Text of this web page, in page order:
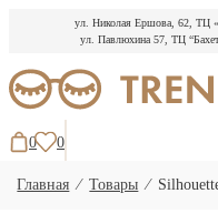
ул. Николая Ершова, 62, ТЦ
ул. Павлюхина 57, ТЦ
к
содержимому
0 0
Главная ⁄Товары ⁄